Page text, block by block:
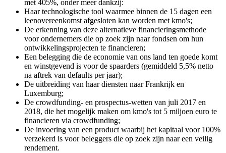
met 405%, onder meer dankzij:
Haar technologische tool waarmee binnen de 15 dagen een
leenovereenkomst afgesloten kan worden met kmo's;
De erkenning van deze alternatieve financieringsmethode
voor ondernemers die op zoek zijn naar fondsen om hun
ontwikkelingsprojecten te financieren;
Een belegging die de economie van ons land ten goede komt
en winstgevend is voor de spaarders (gemiddeld 5,5% netto
na aftrek van defaults per jaar);
De uitbreiding van haar diensten naar Frankrijk en
Luxemburg;
De crowdfunding- en prospectus-wetten van juli 2017 en
2018, die het mogelijk maken om kmo's tot 5 miljoen euro te
financieren via crowdfunding;
De invoering van een product waarbij het kapitaal voor 100%
verzekerd is voor beleggers die op zoek zijn naar een veilig
rendement.